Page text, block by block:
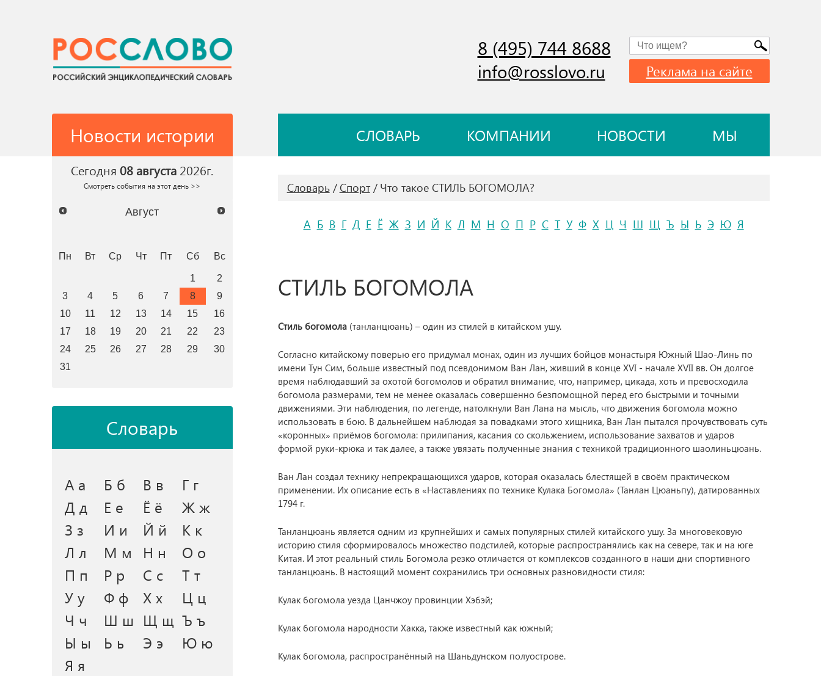
8 (495) 744 8688
info@rosslovo.ru Реклама на сайте
Новости истории СЛОВАРЬ КОМПАНИИ НОВОСТИ МЫ
Сегодня 08 августа 2026г.
Смотреть события на этот день >>
Август
Пн Вт Ср Чт Пт Сб Вс
1
2
3
4 5 6 7 8
9
10
11 12 13 14 15
16
17
18 19 20 21 22
23
24
25 26 27 28 29
30
31
Словарь
А а Б б В в
Г г
Д д
Е е Ё ё
Ж ж
З з
И и Й й
К к
Л л
М м Н н
О о
П п
Р р С с
Т т
У у
Ф ф Х х
Ц ц
Ч ч
Ш ш Щ щ Ъ ъ
Ы ы
Ь ь Э э
Ю ю
Я я
Словарь Спорт Что такое СТИЛЬ БОГОМОЛА?
А Б В Г Д Е Ё Ж З И Й К Л М Н О П Р С Т У Ф Х Ц Ч Ш Щ Ъ Ы Ь Э Ю Я
СТИЛЬ БОГОМОЛА
Стиль богомола (танланцюань) – один из стилей в китайском ушу.
Согласно китайскому поверью его придумал монах, один из лучших бойцов монастыря Южный Шао-Линь по
имени Тун Сим, больше известный под псевдонимом Ван Лан, живший в конце XVI - начале XVII вв. Он долгое
время наблюдавший за охотой богомолов и обратил внимание, что, например, цикада, хоть и превосходила
богомола размерами, тем не менее оказалась совершенно безпомощной перед его быстрыми и точными
движениями. Эти наблюдения, по легенде, натолкнули Ван Лана на мысль, что движения богомола можно
использовать в бою. В дальнейшем наблюдая за повадками этого хищника, Ван Лан пытался прочувствовать суть
«коронных» приёмов богомола: прилипания, касания со скольжением, использование захватов и ударов
формой руки-крюка и так далее, а также увязать полученные знания с техникой традиционного шаолиньцюань.
Ван Лан создал технику непрекращающихся ударов, которая оказалась блестящей в своём практическом
применении. Их описание есть в «Наставлениях по технике Кулака Богомола» (Танлан Цюаньпу), датированных
1794 г.
Танланцюань является одним из крупнейших и самых популярных стилей китайского ушу. За многовековую
историю стиля сформировалось множество подстилей, которые распространялись как на севере, так и на юге
Китая. И этот реальный стиль Богомола резко отличается от комплексов созданного в наши дни спортивного
танланцюань. В настоящий момент сохранились три основных разновидности стиля:
Кулак богомола уезда Цанчжоу провинции Хэбэй;
Кулак богомола народности Хакка, также известный как южный;
Кулак богомола, распространённый на Шаньдунском полуострове.